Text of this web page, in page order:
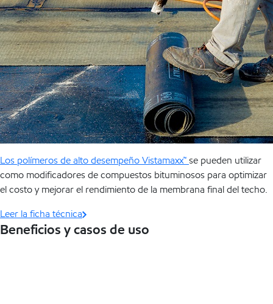
Los polímeros de alto desempeño Vistamaxx™se pueden utilizar
como modificadores de compuestos bituminosos para optimizar
el costo y mejorar el rendimiento de la membrana final del techo.
Leer la ficha técnica
Beneficios y casos de uso